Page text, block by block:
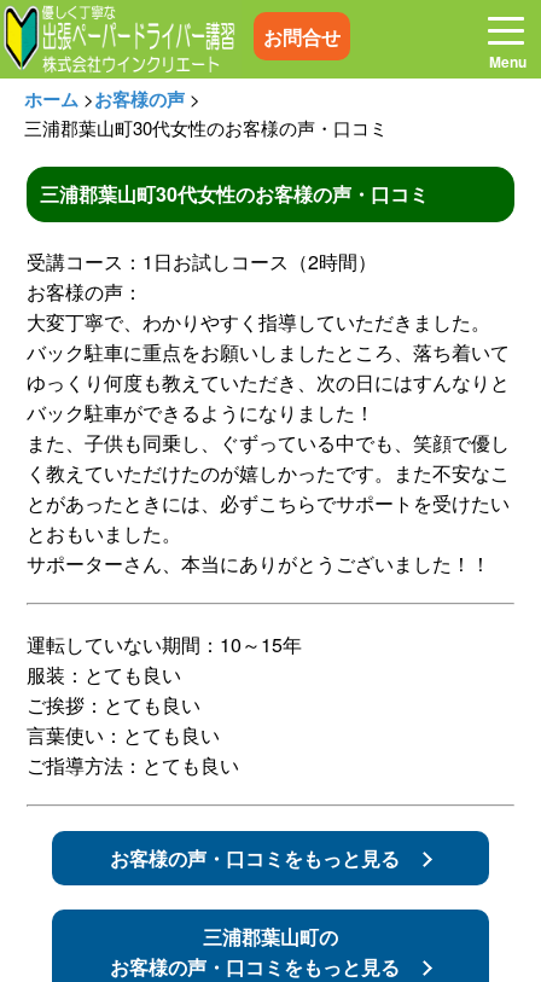
お問合せ
ホーム お電話はこちら
プログラム
お客様の声 コラム&トピックス
よくある質問 空き状況
出張地域 メディア紹介
簡易補助ブレーキと
は
新着情報
ホーム >お客様の声 >
三浦郡葉山町30代女性のお客様の声・口コミ
三浦郡葉山町30代女性のお客様の声・口コミ
受講コース：1日お試しコース（2時間）
お客様の声：
大変丁寧で、わかりやすく指導していただきました。
バック駐車に重点をお願いしましたところ、落ち着いて
ゆっくり何度も教えていただき、次の日にはすんなりと
バック駐車ができるようになりました！
また、子供も同乗し、ぐずっている中でも、笑顔で優し
く教えていただけたのが嬉しかったです。また不安なこ
とがあったときには、必ずこちらでサポートを受けたい
とおもいました。
サポーターさん、本当にありがとうございました！！
運転していない期間：10～15年
服装：とても良い
ご挨拶：とても良い
言葉使い：とても良い
ご指導方法：とても良い
お客様の声・口コミをもっと見る
三浦郡葉山町の
お客様の声・口コミをもっと見る